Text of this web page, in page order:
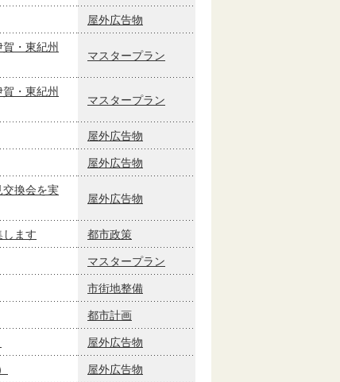
屋外広告物
・東紀州
マスタープラン
・東紀州
マスタープラン
屋外広告物
屋外広告物
交換会を実
屋外広告物
ます 都市政策
マスタープラン
市街地整備
都市計画
屋外広告物
屋外広告物